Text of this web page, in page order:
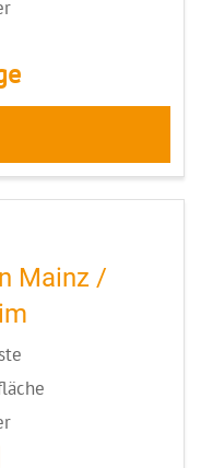
CODE: MZ044
Mainz /